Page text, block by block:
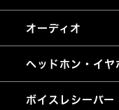
オーディオ
ヘッドホン・イヤ
ボイスレシーバー